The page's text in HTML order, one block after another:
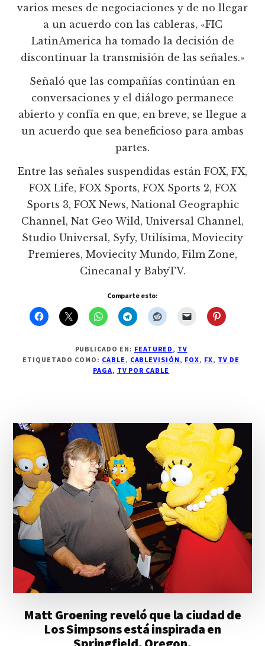
varios meses de negociaciones y de no llegar
a un acuerdo con las cableras, «FIC
LatinAmerica ha tomado la decisión de
discontinuar la transmisión de las señales.»
Señaló que las compañías continúan en
conversaciones y el diálogo permanece
abierto y confía en que, en breve, se llegue a
un acuerdo que sea beneficioso para ambas
partes.
Entre las señales suspendidas están FOX, FX,
FOX Life, FOX Sports, FOX Sports 2, FOX
Sports 3, FOX News, National Geographic
Channel, Nat Geo Wild, Universal Channel,
Studio Universal, Syfy, Utilísima, Moviecity
Premieres, Moviecity Mundo, Film Zone,
Cinecanal y BabyTV.
Comparte esto:
PUBLICADO EN: FEATURED, TV
ETIQUETADO COMO: CABLE, CABLEVISIÓN, FOX, FX, TV DE
PAGA, TV POR CABLE
Matt Groening reveló que la ciudad de
Los Simpsons está inspirada en